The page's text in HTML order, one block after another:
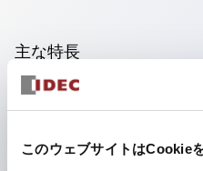
このウェブサイトはCookie
主な特長
照光ユニットの低電圧タ
フィンガープロテクショ